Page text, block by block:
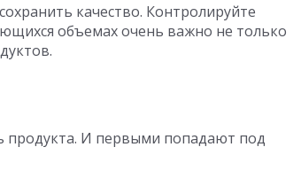
качество. Контролируйте
объемах очень важно не только
продукта. И первыми попадают под